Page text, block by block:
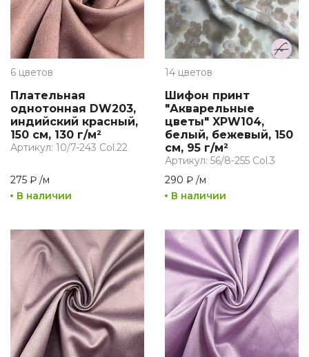
6 цветов
Плательная
однотонная DW203,
индийский красный,
150 см, 130 г/м²
Артикул: 10/7-243 Col.22
275 ₽ /м
В наличии
14 цветов
Шифон принт
"Акварельные
цветы" XPW104,
белый, бежевый, 150
см, 95 г/м²
Артикул: 56/8-255 Col.3
290 ₽ /м
В наличии